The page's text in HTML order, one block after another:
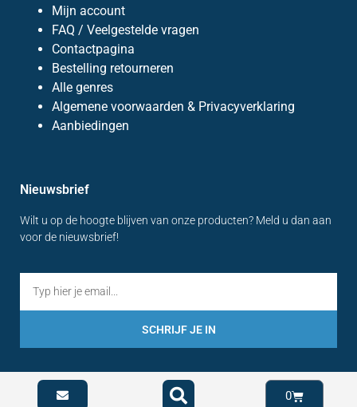
Mijn account
FAQ / Veelgestelde vragen
Contactpagina
Bestelling retourneren
Alle genres
Algemene voorwaarden & Privacyverklaring
Aanbiedingen
Nieuwsbrief
Wilt u op de hoogte blijven van onze producten? Meld u dan aan
voor de nieuwsbrief!
SCHRIJF JE IN
0